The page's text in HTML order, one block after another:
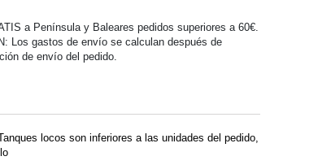
a Península y Baleares pedidos superiores a 60€.
Los gastos de envío se calculan después de
de envío del pedido.
locos son inferiores a las unidades del pedido,